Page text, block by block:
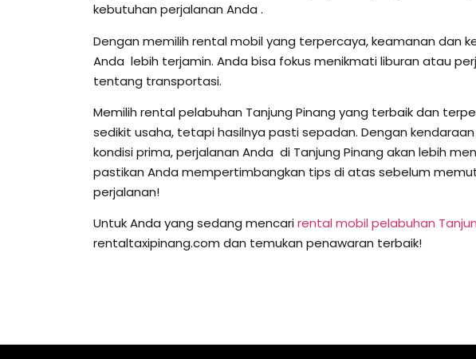
kebutuhan perjalanan Anda .
Dengan memilih rental mobil yang terpercaya, keamanan dan
Anda lebih terjamin. Anda bisa fokus menikmati liburan atau
tentang transportasi.
Memilih rental pelabuhan Tanjung Pinang yang terbaik dan
sedikit usaha, tetapi hasilnya pasti sepadan. Dengan
kondisi prima, perjalanan Anda di Tanjung Pinang akan lebih
pastikan Anda mempertimbangkan tips di atas sebelum
perjalanan!
Untuk Anda yang sedang mencarirental mobil pelabuhan
rentaltaxipinang.com dan temukan penawaran terbaik!